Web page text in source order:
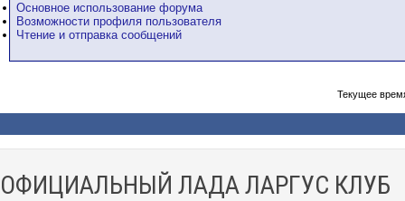
Основное использование форума
Возможности профиля пользователя
Чтение и отправка сообщений
Текущее
ОФИЦИАЛЬНЫЙ ЛАДА ЛАРГУС КЛУБ